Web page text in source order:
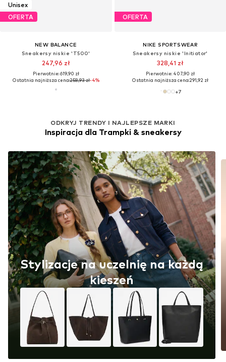
Unisex
OFERTA
NEW BALANCE
Sneakersy niskie 'T500'
247,96 zł
Pierwotnie: 619,90 zł
Ostatnia najniższa cena:258,93 zł-4%
OFERTA
NIKE SPORTSWEAR
Sneakersy niskie 'Initiator'
328,41 zł
Pierwotnie: 407,90 zł
Ostatnia najniższa cena:291,92 zł
+7
ODKRYJ TRENDY I NAJLEPSZE MARKI
Inspiracja dla Trampki & sneakersy
Stylizacje na uczelnię na każdą
kieszeń